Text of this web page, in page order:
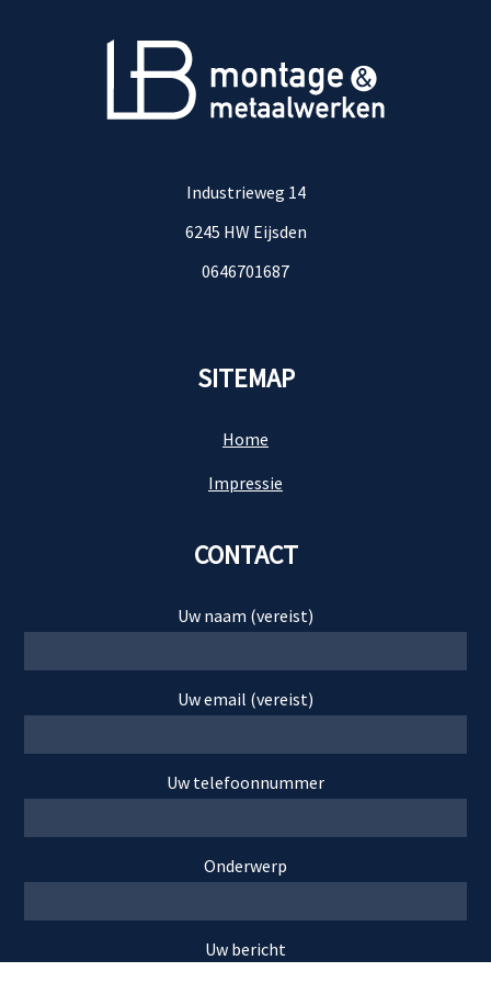
Industrieweg 14
6245 HW Eijsden
0646701687
SITEMAP
Home
Impressie
CONTACT
Uw naam (vereist)
Uw email (vereist)
Uw telefoonnummer
Onderwerp
Uw bericht